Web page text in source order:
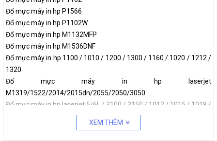
Đổ mực máy in hp P1566
Đổ mực máy in hp P1102W
Đổ mực máy in hp M1132MFP
Đổ mực máy in hp M1536DNF
Đổ mực máy in hp 1100 / 1010 / 1200 / 1300 / 1160 / 1020 / 1212 /
1320
Đổ mực máy in hp laserjet
M1319/1522/2014/2015dn/2055/2050/3050
Đổ mực máy in hp laserjet 5/6L / 3100 / 3150 / 1012 / 1015 / 1018 /
1022 / 3015 / all-in-one 3015 / 3020 / 3030 / 3052 , Đổ mực các
XEM THÊM